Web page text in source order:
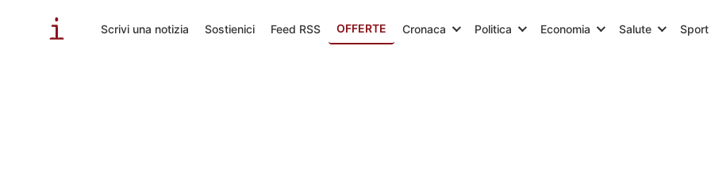
Scrivi una notizia Sostienici Feed RSS OFFERTE Cronaca Politica Economia Salute Sport